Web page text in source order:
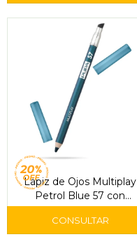
Lápiz de Ojos Multiplay
Petrol Blue 57 con
Esfumino – Pupa